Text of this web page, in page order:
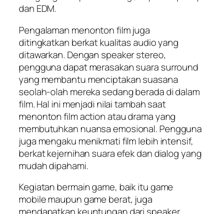
dan EDM.
Pengalaman menonton film juga
ditingkatkan berkat kualitas audio yang
ditawarkan. Dengan speaker stereo,
pengguna dapat merasakan suara surround
yang membantu menciptakan suasana
seolah-olah mereka sedang berada di dalam
film. Hal ini menjadi nilai tambah saat
menonton film action atau drama yang
membutuhkan nuansa emosional. Pengguna
juga mengaku menikmati film lebih intensif,
berkat kejernihan suara efek dan dialog yang
mudah dipahami.
Kegiatan bermain game, baik itu game
mobile maupun game berat, juga